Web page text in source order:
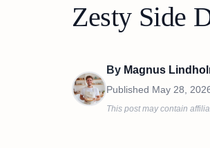
Zesty Side
By Magnus
Published May 28,
This post may contain